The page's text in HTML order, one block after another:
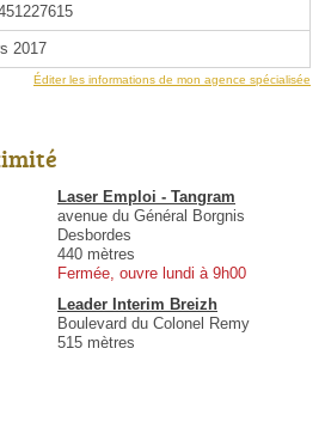
2017
Éditer les informations de mon agence spécialisée
Laser Emploi - Tangram
avenue du Général Borgnis
Desbordes
440 mètres
Fermée, ouvre lundi à 9h00
Leader Interim Breizh
Boulevard du Colonel Remy
515 mètres